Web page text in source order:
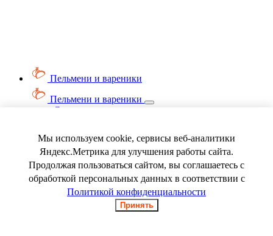
Пельмени и вареники
Пельмени и вареники
Смотреть весь раздел
Ягода замороженная
Мы используем cookie, сервисы веб-аналитики
Яндекс.Метрика для улучшения работы сайта.
Продолжая пользоваться сайтом, вы соглашаетесь с
обработкой персональных данных в соответствии с
Политикой конфиденциальности
Принять